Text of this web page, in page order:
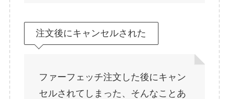
注文後にキャンセルされた
ファーフェッチ注文した後にキャン
セルされてしまった、そんなことあ